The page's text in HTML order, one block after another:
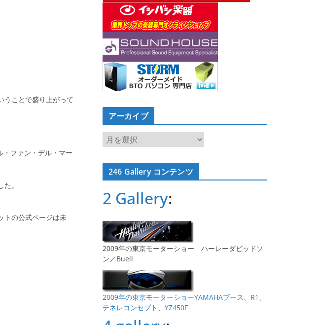
うことで盛り上がって
ファン・デル・マー
。
トの公式ページは未
アーカイブ
ア
ー
カ
イ246 Gallery コンテンツ
2 Gallery:
2009年の東京モーターショー ハーレーダビッドソ
ン／Buell
2009年の東京モーターショーYAMAHAブース、R1、
テネレコンセプト、YZ450F